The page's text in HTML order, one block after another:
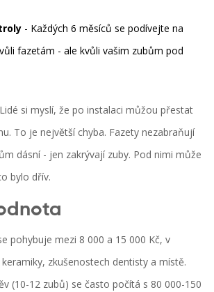
- Každých 6 měsíců se podívejte na
fazetám - ale kvůli vašim zubům pod
si myslí, že po instalaci můžou přestat
To je největší chyba. Fazety nezabraňují
dásní - jen zakrývají zuby. Pod nimi může
bylo dřív.
pohybuje mezi 8 000 a 15 000 Kč, v
zkušenostech dentisty a místě.
(10-12 zubů) se často počítá s 80 000-150